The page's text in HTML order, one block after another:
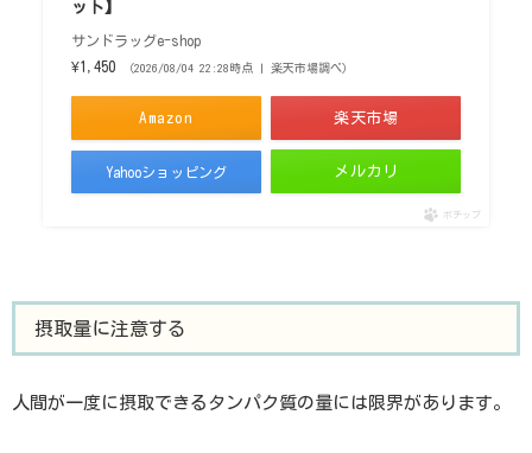
ット】
サンドラッグe-shop
¥1,450
（2026/08/04 22:28時点 | 楽天市場調べ）
Amazon 楽天市場
Yahooショッピング メルカリ
ポチップ
摂取量に注意する
人間が一度に摂取できるタンパク質の量には限界があります。